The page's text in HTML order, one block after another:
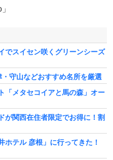
でスイセン咲くグリーンシーズ
守山などおすすめ名所を厳選
「メタセコイアと馬の森」オー
が関西在住者限定でお得に！割
ホテル 彦根」に行ってきた！